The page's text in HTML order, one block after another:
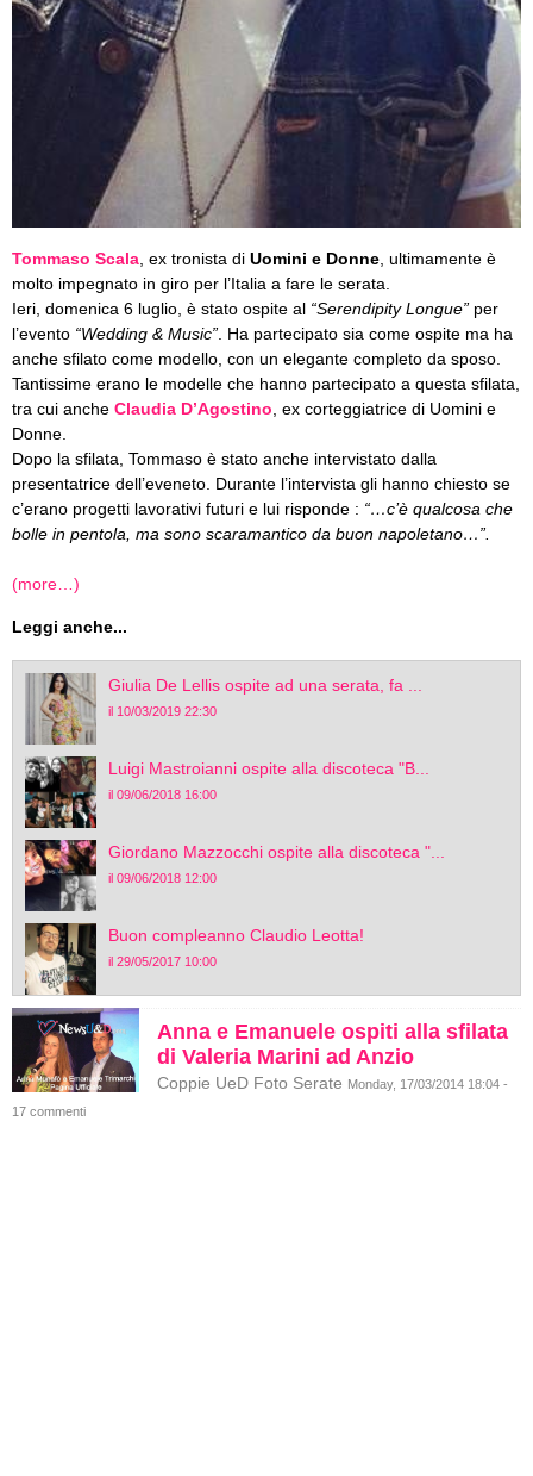
Tommaso Scala , ex tronista di Uomini e Donne , ultimamente è
molto impegnato in giro per l’Italia a fare le serata.
Ieri, domenica 6 luglio, è stato ospite al “Serendipity Longue” per
l’evento “Wedding & Music” . Ha partecipato sia come ospite ma ha
anche sfilato come modello, con un elegante completo da sposo.
Tantissime erano le modelle che hanno partecipato a questa sfilata,
tra cui anche Claudia D’Agostino , ex corteggiatrice di Uomini e
Donne.
Dopo la sfilata, Tommaso è stato anche intervistato dalla
presentatrice dell’eveneto. Durante l’intervista gli hanno chiesto se
c’erano progetti lavorativi futuri e lui risponde : “…c’è qualcosa che
bolle in pentola, ma sono scaramantico da buon napoletano…”.
(more…)
Leggi anche...
Giulia De Lellis ospite ad una serata, fa ...
il 10/03/2019 22:30
Luigi Mastroianni ospite alla discoteca "B...
il 09/06/2018 16:00
Giordano Mazzocchi ospite alla discoteca "...
il 09/06/2018 12:00
Buon compleanno Claudio Leotta!
il 29/05/2017 10:00
Anna e Emanuele ospiti alla sfilata
di Valeria Marini ad Anzio
Coppie UeD Foto Serate Monday, 17/03/2014 18:04 -
17 commenti